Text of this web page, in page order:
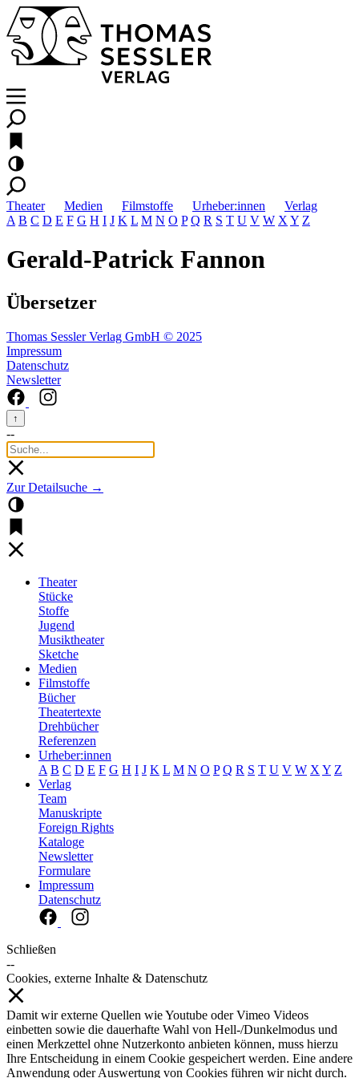
Theater Medien Filmstoffe Urheber:innen
Verlag
A B C D E F G H I J K L M N O P Q R S T U V W X Y Z
Gerald-Patrick Fannon
Übersetzer
Thomas Sessler Verlag GmbH © 2025
Impressum
Datenschutz
Newsletter
↑
--
Zur Detailsuche →
Theater
Stücke
Stoffe
Jugend
Musiktheater
Sketche
Medien
Filmstoffe
Bücher
Theatertexte
Drehbücher
Referenzen
Urheber:innen
A B C D E F G H I J K L M N O P Q R S T U V W X Y Z
Verlag
Team
Manuskripte
Foreign Rights
Kataloge
Newsletter
Formulare
Impressum
Datenschutz
Schließen
--
Cookies, externe Inhalte & Datenschutz
Damit wir externe Quellen wie Youtube oder Vimeo Videos
einbetten sowie die dauerhafte Wahl von Hell-/Dunkelmodus und
einen Merkzettel ohne Nutzerkonto anbieten können, muss hierzu
Ihre Entscheidung in einem Cookie gespeichert werden. Eine andere
Anwendung oder Auswertung von Cookies führen wir nicht durch.